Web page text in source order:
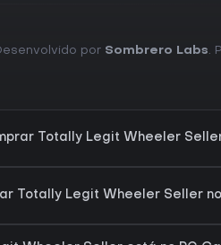
por Sombrero Labs.
Totally Legit Wheeler
Totally Legit Wheeler Seller